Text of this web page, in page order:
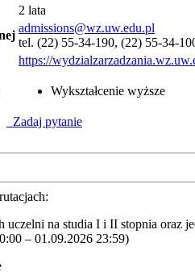
2 lata
admissions@wz.uw.edu.pl
tel. (22) 55-34-190, (22) 55-34-
https://
Wykształcenie wyższe
Zadaj pytanie
uczelni na studia I i II stopnia oraz
– 01.09.2026 23:59)